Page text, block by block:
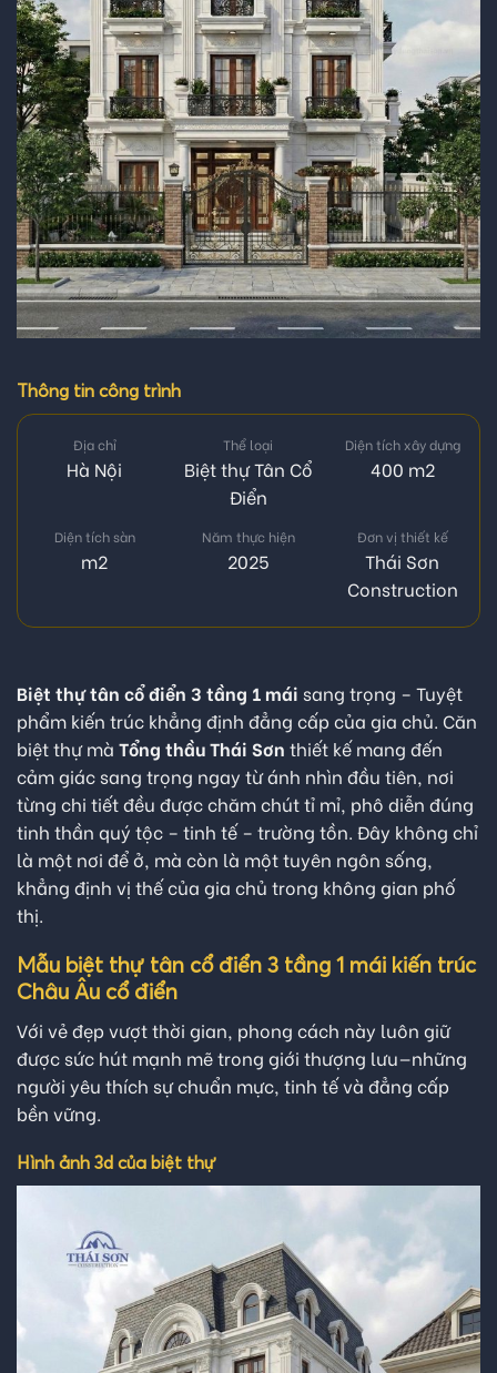
Thông tin công trình
Địa chỉ
Hà Nội
Thể loại
Biệt thự Tân Cổ
Điển
Diện tích xây dựng
400 m2
Diện tích sàn
m2
Năm thực hiện
2025
Đơn vị thiết kế
Thái Sơn
Construction
Biệt thự tân cổ điển 3 tầng 1 mái sang trọng – Tuyệt
phẩm kiến trúc khẳng định đẳng cấp của gia chủ. Căn
biệt thự mà Tổng thầu Thái Sơn thiết kế mang đến
cảm giác sang trọng ngay từ ánh nhìn đầu tiên, nơi
từng chi tiết đều được chăm chút tỉ mỉ, phô diễn đúng
tinh thần quý tộc – tinh tế – trường tồn. Đây không chỉ
là một nơi để ở, mà còn là một tuyên ngôn sống,
khẳng định vị thế của gia chủ trong không gian phố
thị.
Mẫu biệt thự tân cổ điển 3 tầng 1 mái kiến trúc
Châu Âu cổ điển
Với vẻ đẹp vượt thời gian, phong cách này luôn giữ
được sức hút mạnh mẽ trong giới thượng lưu—những
người yêu thích sự chuẩn mực, tinh tế và đẳng cấp
bền vững.
Hình ảnh 3d của biệt thự